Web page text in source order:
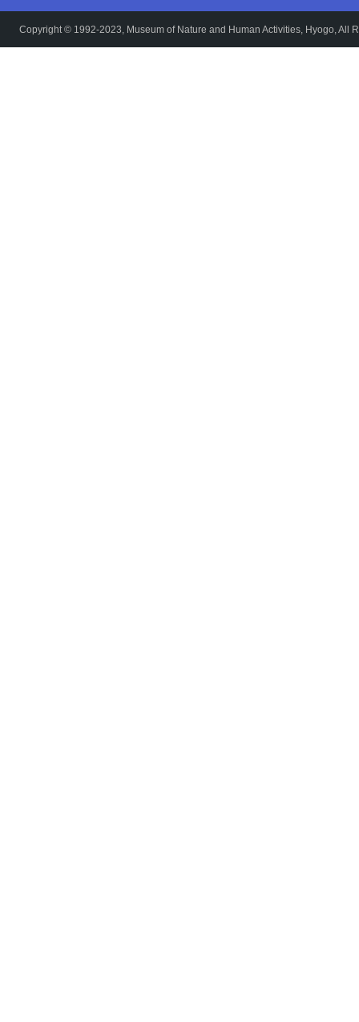
Copyright © 1992-2023, Museum of Nature and Human Activities, Hyogo, All